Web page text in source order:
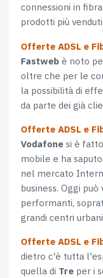
connessioni in
prodotti più venduti.
Offerte ADSL e
Fastweb è noto
oltre che per le
la possibilità di
da parte dei già
Offerte ADSL e
Vodafone si è
mobile e ha
nel mercato
business. Oggi
performanti,
grandi centri
Offerte ADSL e
dietro c'è tutta
quella di Tre per i